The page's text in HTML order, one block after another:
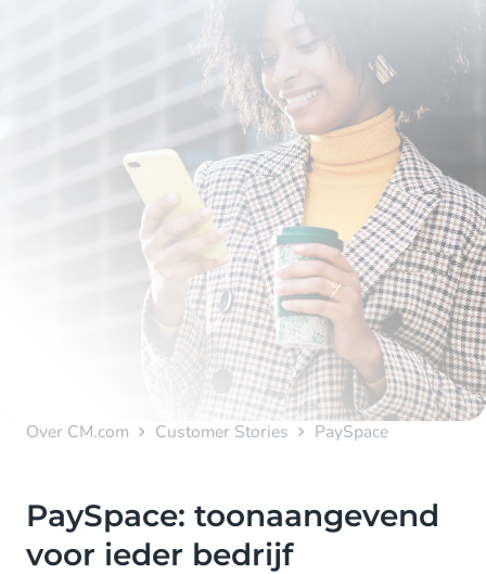
Over CM.com Customer Stories PaySpace
PaySpace: toonaangevend
voor ieder bedrijf